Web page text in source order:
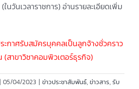
นวันเวลาราชการ) อ่านรายละเอียดเพิ่ม
ะกาศรับสมัครบุคคลเป็นลูกจ้างชั่วคราว
สาขาวิชาคอมพิวเตอร์ธุรกิจ)
| 05/04/2023 | ข่าวประชาสัมพันธ์, ข่าวสาร, รับ